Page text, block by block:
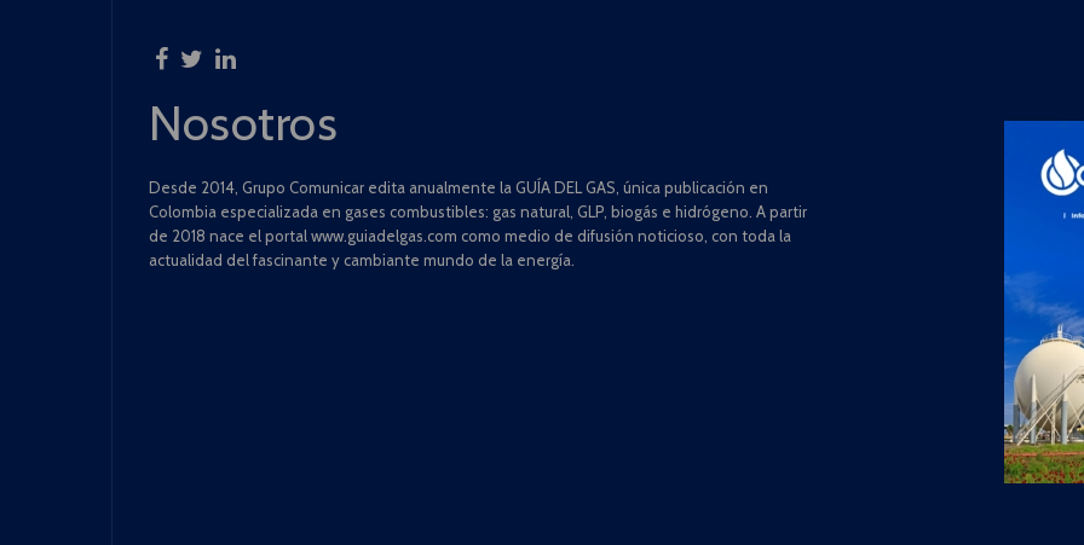
Nosotros
Desde 2014, Grupo Comunicar edita anualmente la GUÍA DEL GAS, única publicación en
Colombia especializada en gases combustibles: gas natural, GLP, biogás e hidrógeno. A partir
de 2018 nace el portal www.guiadelgas.com como medio de difusión noticioso, con toda la
actualidad del fascinante y cambiante mundo de la energía.